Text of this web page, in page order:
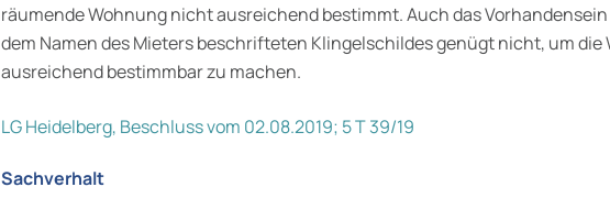
räumende Wohnung nicht ausreichend bestimmt. Auch das
dem Namen des Mieters beschrifteten Klingelschildes genügt nicht, um die
ausreichend bestimmbar zu machen.
LG Heidelberg, Beschluss vom 02.08.2019; 5 T 39/19
Sachverhalt